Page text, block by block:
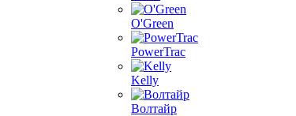
O'Green
PowerTrac
Kelly
Волтайр